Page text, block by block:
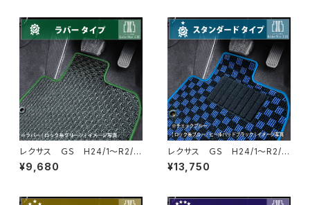
レクサス ＧＳ H24/1〜R2/7
10系 フロアマット一式 カ
ーマット 防水 ラバータイプ
¥9,680
レクサス ＧＳ H24/1〜R2/7
10系 フロアマット一式 カ
ーマット スタンダードタイプ
¥13,750